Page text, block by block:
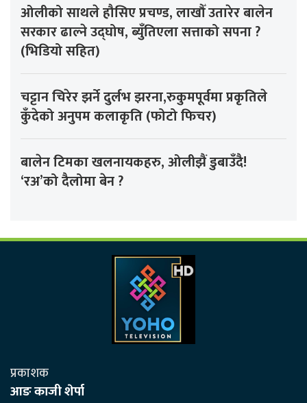
ओलीको साथले हौसिए प्रचण्ड, लाखौँ उतारेर बालेन
सरकार ढाल्ने उद्घोष, ब्युँतिएला सत्ताको सपना ?
(भिडियो सहित)
चट्टान चिरेर झर्ने दुर्लभ झरना,रुकुमपूर्वमा प्रकृतिले
कुँदेको अनुपम कलाकृति (फोटो फिचर)
बालेन टिमका खलनायकहरु, ओलीझैं डुबाउँदै!
‘रअ’को दैलोमा बेन ?
प्रकाशक
आङ काजी शेर्पा